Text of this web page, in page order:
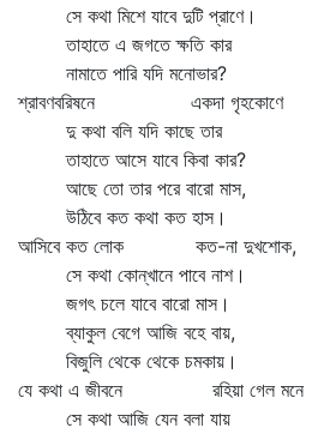
সে কথা মিশে যাবে দুটি প্রাণে।
তাহাতে এ জগতে ক্ষতি কার
নামাতে পারি যদি মনোভার?
শ্রাবণবরিষনে একদা গৃহকোণে
দু কথা বলি যদি কাছে তার
তাহাতে আসে যাবে কিবা কার?
আছে তো তার পরে বারো মাস,
উঠিবে কত কথা কত হাস।
আসিবে কত লোক কত-না দুখশোক,
সে কথা কোন্‌খানে পাবে নাশ।
জগৎ চলে যাবে বারো মাস।
ব্যাকুল বেগে আজি বহে বায়,
বিজুলি থেকে থেকে চমকায়।
যে কথা এ জীবনে রহিয়া গেল মনে
সে কথা আজি যেন বলা যায়